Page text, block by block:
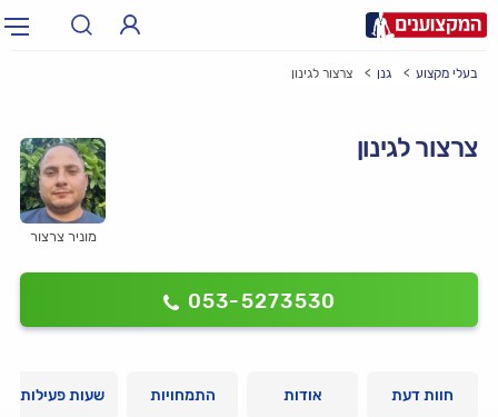
תל אביב, חיפה…
בעלי מקצוע גנן צרצור לגינון
מוניר צרצור
צרצור לגינון
053-5273530
חוות דעת אודות התמחויות שעות פעילות